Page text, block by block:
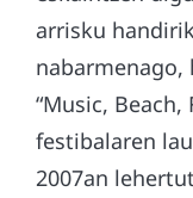
arrisku
“Music, Beach,
festibalaren
2007an